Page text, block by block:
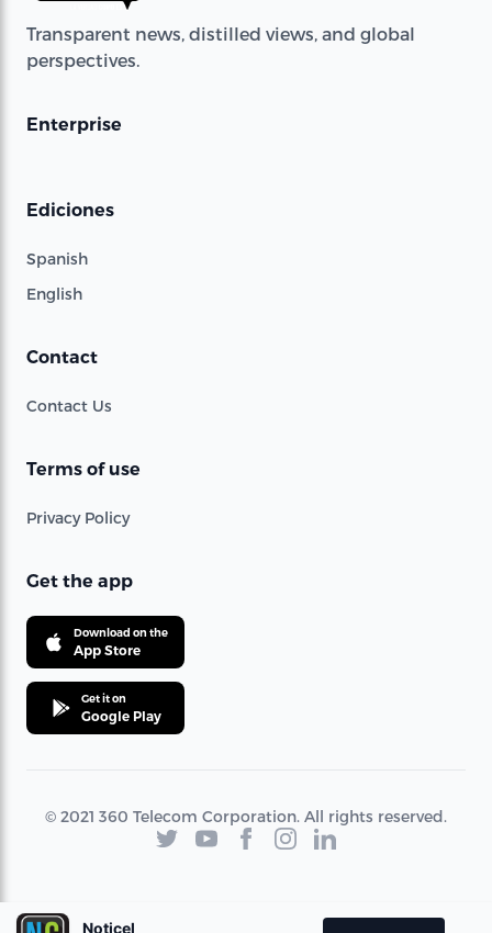
Transparent news, distilled views, and global
perspectives.
Enterprise
Ediciones
Spanish
English
Contact
Contact Us
Terms of use
Privacy Policy
Get the app
Download on the
App Store
Get it on
Google Play
© 2021 360 Telecom Corporation. All rights reserved.
Noticel